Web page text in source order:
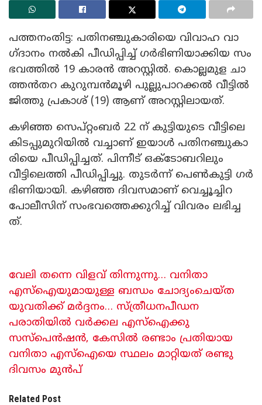
പ​ത്ത​നം​തി​ട്ട: പ​തി​ന​ഞ്ചു​കാ​രി​യെ വി​വാ​ഹ വാ​
ഗ്ദാ​നം ന​ൽ​കി പീ​ഡി​പ്പി​ച്ച് ഗ​ർ​ഭി​ണി​യാ​ക്കി​യ സം​
ഭ​വ​ത്തി​ൽ 19 കാരൻ അ​റ​സ്റ്റി​ൽ. കൊ​ല്ല​മു​ള ചാ​
ത്ത​ൻ​ത​റ കു​റു​മ്പ​ൻ​മൂ​ഴി പു​ല്ലു​പാ​റ​ക്ക​ൽ വീ​ട്ടി​ൽ
ജി​ത്തു പ്ര​കാ​ശ് (19) ആ​ണ് അ​റ​സ്റ്റി​ലാ​യ​ത്.
കഴിഞ്ഞ സെ​പ്റ്റം​ബ​ർ 22 ന് ​കു​ട്ടി​യു​ടെ വീ​ട്ടി​ലെ
കി​ട​പ്പു​മു​റി​യി​ൽ വ​ച്ചാണ് ഇ​യാ​ൾ പ​തി​ന​ഞ്ചു​കാ​
രി​യെ പീ​ഡി​പ്പി​ച്ച​ത്. പി​ന്നീ​ട് ഒക്ടോബറിലും
വീട്ടിലെത്തി പീ​ഡി​പ്പി​ച്ചു. തു​ട​ർ​ന്ന് പെ​ൺ​കു​ട്ടി ഗ​ർ​
ഭി​ണി​യാ​യി. ക​ഴി​ഞ്ഞ ദി​വ​സ​മാ​ണ് വെ​ച്ചൂ​ച്ചി​റ
പോ​ലീ​സി​ന് സം​ഭ​വ​ത്തെ​ക്കു​റി​ച്ച് വി​വ​രം ല​ഭി​ച്ച​
ത്.
വേലി തന്നെ വിളവ് തിന്നുന്നു… വനിതാ
എസ്ഐയുമായുള്ള ബന്ധം ചോദ്യംചെയ്ത
യുവതിക്ക് മർദ്ദനം… സ്ത്രീധനപീഡന
പരാതിയിൽ വർക്കല എസ്ഐക്കു
സസ്പെൻഷൻ, കേസിൽ രണ്ടാം പ്രതിയായ
വനിതാ എസ്ഐയെ സ്ഥലം മാറ്റിയത് രണ്ടു
ദിവസം മുൻപ്
Related Post